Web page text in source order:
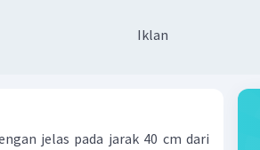
Iklan
jelas pada jarak 40 cm dari